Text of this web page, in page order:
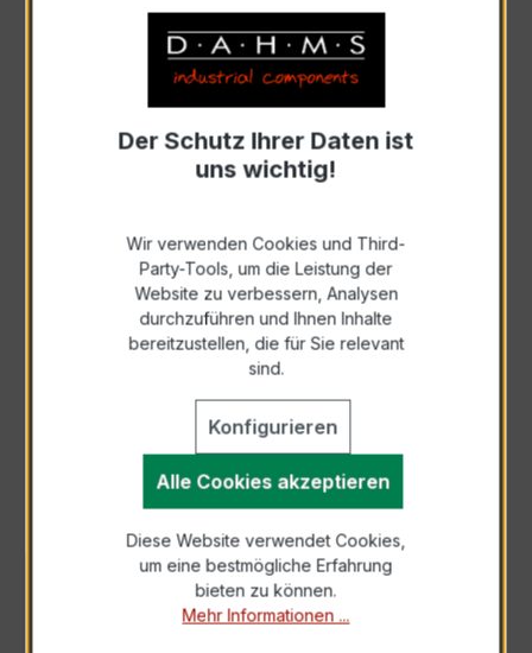
Auswahl zurücksetzen
Art. Nr.:46746
Zur Sammelanfrage hinzufügen
Anfrage telefonisch
Als PDF exportieren
Der EASKD 31.8 3x500/1A 15VA Kl.0,2 ist ein
Der Schutz Ihrer Daten ist
uns wichtig!
Wir verwenden Cookies und Third-
Party-Tools, um die Leistung der
Website zu verbessern, Analysen
durchzuführen und Ihnen Inhalte
bereitzustellen, die für Sie relevant
sind.
Konfigurieren
Alle Cookies akzeptieren
Diese Website verwendet Cookies,
um eine bestmögliche Erfahrung
bieten zu können.
Mehr Informationen ...